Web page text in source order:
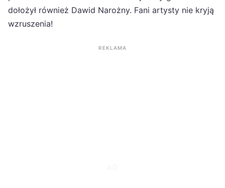
dołożył również Dawid Narożny. Fani artysty nie kryją
wzruszenia!
REKLAMA